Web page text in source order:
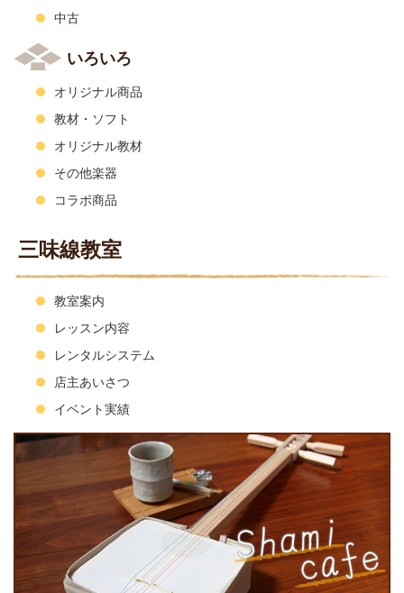
中古
いろいろ
オリジナル商品
教材・ソフト
オリジナル教材
その他楽器
コラボ商品
三味線教室
教室案内
レッスン内容
レンタルシステム
店主あいさつ
イベント実績